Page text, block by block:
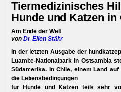
Tiermedizinisches
Hunde und Katzen in
Am Ende der Welt
von Dr. Ellen Stähr
In der letzten Ausgabe der
Luambe-Nationalpark in Ostsambia
Südamerika. In Chile, einem Land
die Lebensbedingungen
für Hunde und Katzen teils sehr